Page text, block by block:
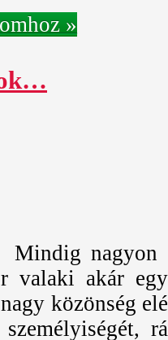
»
Mindig nagyon
valaki akár
közönség